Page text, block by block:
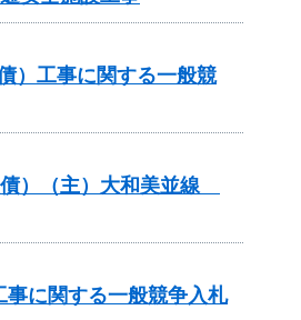
）工事に関する一般競
）（主）大和美並線
に関する一般競争入札